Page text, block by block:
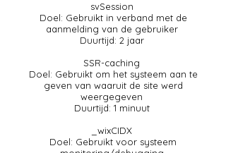
svSession
Doel: Gebruikt in verband met de
aanmelding van de gebruiker
Duurtijd: 2 jaar
SSR-caching
Doel: Gebruikt om het systeem aan te
geven van waaruit de site werd
weergegeven
Duurtijd: 1 minuut
_wixCIDX
Doel: Gebruikt voor systeem